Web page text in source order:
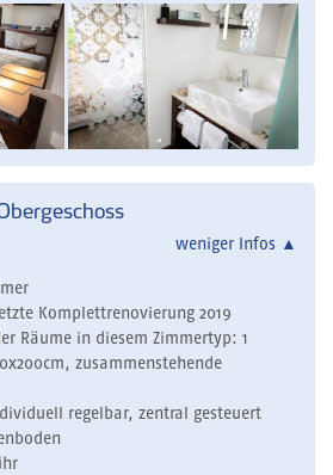
weniger Infos ▲
Komplettrenovierung 2019
Räume in diesem Zimmertyp: 1
zusammenstehende
regelbar, zentral gesteuert